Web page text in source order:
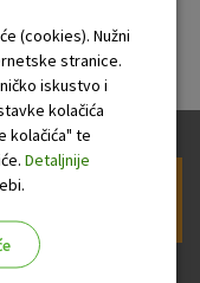
(cookies). Nužni
stranice.
iskustvo i
kolačića
kolačića" te
Detaljnije